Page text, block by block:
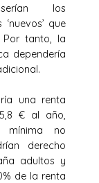
los
que
tanto, la
dependería
una renta
€ al año,
mínima no
derecho
adultos y
de la renta